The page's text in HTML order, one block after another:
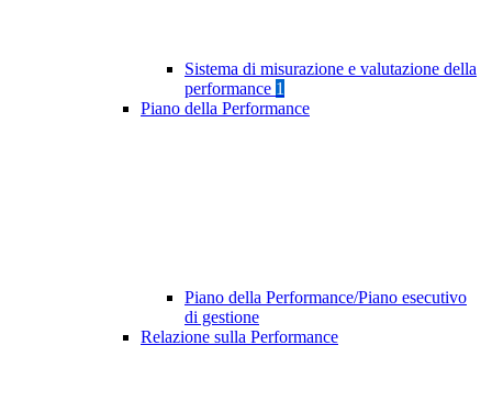
Sistema di misurazione e valutazione della
performance 1
Piano della Performance
Piano della Performance/Piano esecutivo
di gestione
Relazione sulla Performance